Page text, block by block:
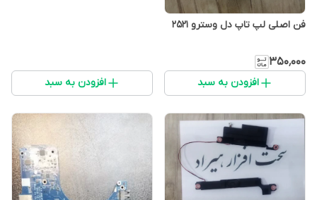
فن اصلی لپ تاپ دل وسترو 2521
۳۵۰٬۰۰۰
افزودن به سبد افزودن به سبد